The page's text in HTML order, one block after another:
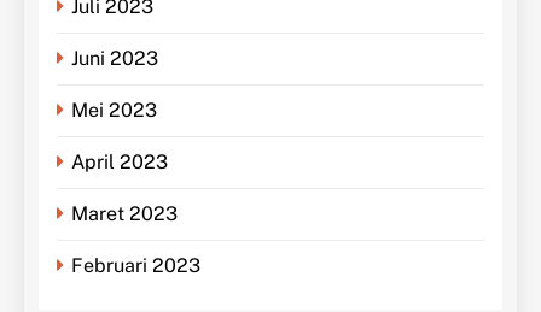
Juli 2023
Juni 2023
Mei 2023
April 2023
Maret 2023
Februari 2023